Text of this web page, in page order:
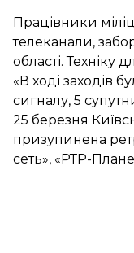
Працівники
телеканали,
області. Техніку
«В ході заходів
сигналу, 5
25 березня
призупинена
сеть», «РТР-